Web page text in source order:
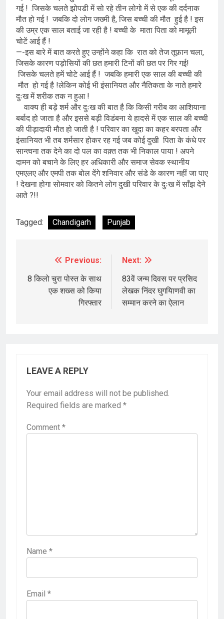
गई ! जिसके चलते झोपडी में सो रहे तीन लोगो में से एक की दर्दनाक
मौत हो गई ! जबकि दो लोग जख्मी है, जिस बच्ची की मौत हुई है ! इस
की उम्र एक साल बताई जा रही है ! बच्ची के माता पिता को मामूली
चोटें आई हैं !
—-इस बारे में बात करते हुए उन्होंने कहा कि रात को तेज तूफ़ान चला,
जिसके कारण पड़ोसियों की छत हमारी टिनों की छत पर गिर गई!
जिसके चलते हमें चोटे आई हैं ! जबकि हमारी एक साल की बच्ची की
मौत हो गई है !लेकिन कोई भी इंसानियत और नैतिकता के नाते हमारे
दुःख में शरीक तक न हुआ !
वाक्य ही बड़े शर्म और दुःख की बात है कि किसी गरीब का आशियाना
बर्बाद हो जाता है और इससे बड़ी विडंबना ये हादसे में एक साल की बच्ची
की पीड़ादायी मौत हो जाती है ! परिवार का खुदा का कहर बरपता और
इंसानियत भी तब शर्मसार होकर रह गई जब कोई दुखी पिता के कंधे पर
सान्त्वना तक देने का दो पल का वक़्त तक भी निकाल पाया ! अपने
दामन को बचाने के लिए हर अधिकारी और समाज सेवक स्थानीय
एमएलए और एमपी तक बोल देंगे शनिवार और संडे के कारण नहीं जा पाए
! देखना होगा सोमवार को कितने लोग दुखी परिवार के दुःख में साँझ देने
आते ?!!
Tagged: Chandigarh Punjab
navigation
Previous:
8 किलो चुरा पोस्त के साथ
एक शख्स को किया
गिरफ्तार
Next:
83वें जन्म दिवस पर प्रसिद
लेखक निंदर घुगयिाणवी का
सम्मान करने का ऐलान
LEAVE A REPLY
Your email address will not be published.
Required fields are marked *
Comment *
Name *
Email *